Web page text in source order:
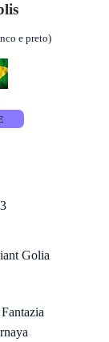
e preto)
Golia